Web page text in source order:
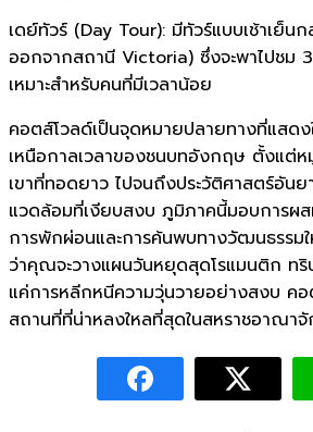
เดย์ทัวร์ (Day Tour): มีทัวร์แบบเช้าเย็น
ออกจากสถานี Victoria) ซึ่งจะพาไปชม
เหมาะสำหรับคนที่มีเวลาน้อย
คอตส์โวลด์เป็นจุดหมายปลายทางที่แสดง
เหนือกาลเวลาของชนบทอังกฤษ ตั้งแต่ห
เขาที่ทอดยาว ไปจนถึงประวัติศาสตร์อัน
แวดล้อมที่เงียบสงบ ภูมิภาคนี้มอบการผ
การพักผ่อนและการค้นพบทางวัฒนธรรม
ว่าคุณจะวางแผนวันหยุดสุดโรแมนติก ท
แค่การหลีกหนีความวุ่นวายอย่างสงบ คอ
สถานที่ที่น่าหลงใหลที่สุดในสหราชอาณาจั